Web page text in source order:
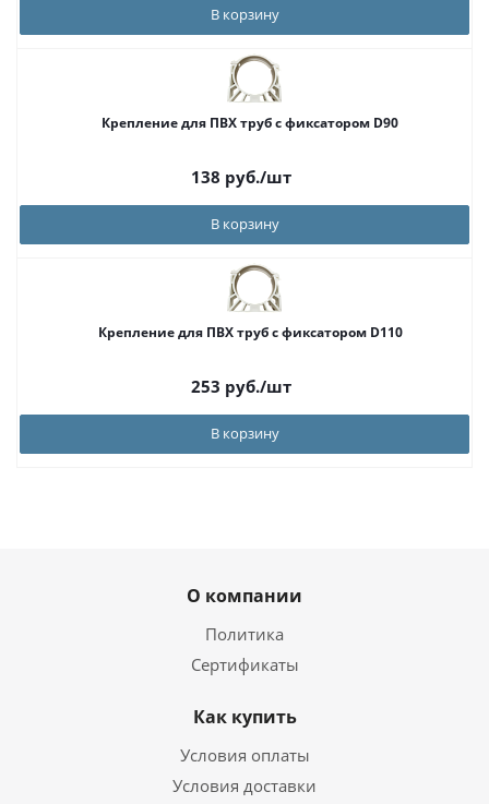
В корзину
Крепление для ПВХ труб с фиксатором D90
138 руб./шт
В корзину
Крепление для ПВХ труб с фиксатором D110
253 руб./шт
В корзину
О компании
Политика
Сертификаты
Как купить
Условия оплаты
Условия доставки